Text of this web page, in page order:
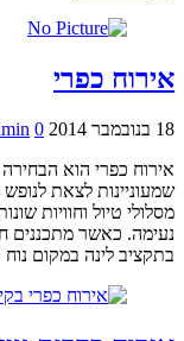
אירוח כפרי
18 בנובמבר 2014
0
אירוח כפרי הוא
שמעוניינות לצאת
מסלולי טיול וחוויות
נעימה. כאשר מתכננים
בתקציב לינה במקום נוח